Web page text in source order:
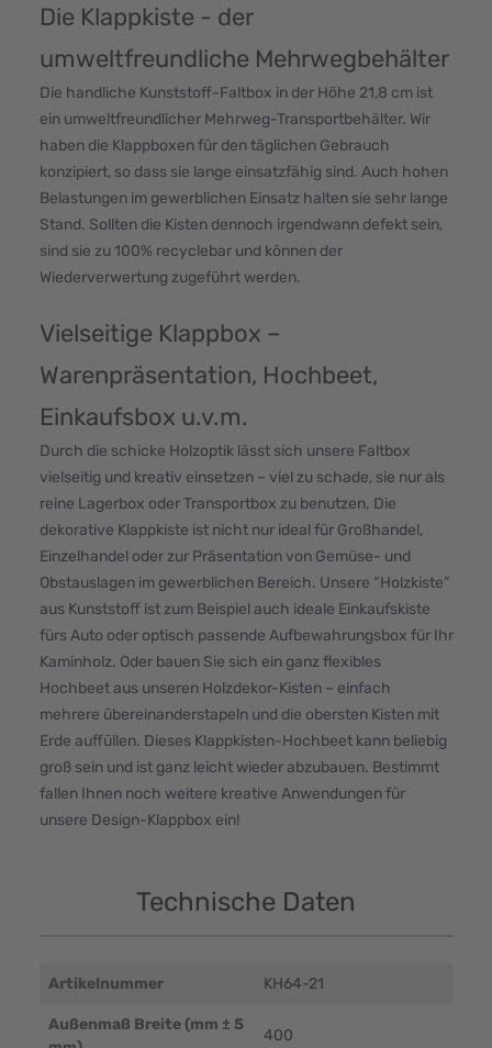
Die Klappkiste - der
umweltfreundliche Mehrwegbehälter
Die handliche Kunststoff-Faltbox in der Höhe 21,8 cm ist
ein umweltfreundlicher Mehrweg-Transportbehälter. Wir
haben die Klappboxen für den täglichen Gebrauch
konzipiert, so dass sie lange einsatzfähig sind. Auch hohen
Belastungen im gewerblichen Einsatz halten sie sehr lange
Stand. Sollten die Kisten dennoch irgendwann defekt sein,
sind sie zu 100% recyclebar und können der
Wiederverwertung zugeführt werden.
Vielseitige Klappbox –
Warenpräsentation, Hochbeet,
Einkaufsbox u.v.m.
Durch die schicke Holzoptik lässt sich unsere Faltbox
vielseitig und kreativ einsetzen – viel zu schade, sie nur als
reine Lagerbox oder Transportbox zu benutzen. Die
dekorative Klappkiste ist nicht nur ideal für Großhandel,
Einzelhandel oder zur Präsentation von Gemüse- und
Obstauslagen im gewerblichen Bereich. Unsere “Holzkiste”
aus Kunststoff ist zum Beispiel auch ideale Einkaufskiste
fürs Auto oder optisch passende Aufbewahrungsbox für Ihr
Kaminholz. Oder bauen Sie sich ein ganz flexibles
Hochbeet aus unseren Holzdekor-Kisten – einfach
mehrere übereinanderstapeln und die obersten Kisten mit
Erde auffüllen. Dieses Klappkisten-Hochbeet kann beliebig
groß sein und ist ganz leicht wieder abzubauen. Bestimmt
fallen Ihnen noch weitere kreative Anwendungen für
unsere Design-Klappbox ein!
Technische Daten
Artikelnummer KH64-21
Außenmaß Breite (mm ± 5
400